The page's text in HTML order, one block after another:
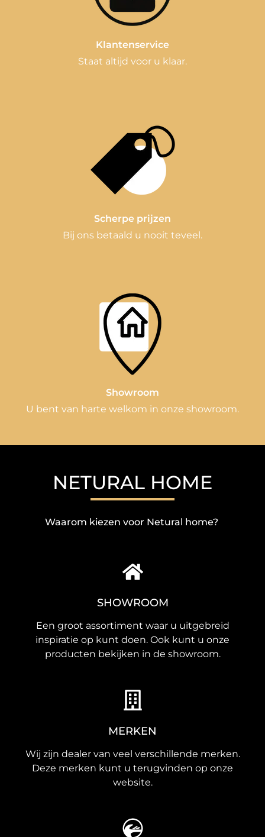
Klantenservice
Staat altijd voor u klaar.
Scherpe prijzen
Bij ons betaald u nooit teveel.
Showroom
U bent van harte welkom in onze showroom.
NETURAL HOME
Waarom kiezen voor Netural home?
SHOWROOM
Een groot assortiment waar u uitgebreid
inspiratie op kunt doen. Ook kunt u onze
producten bekijken in de showroom.
MERKEN
Wij zijn dealer van veel verschillende merken.
Deze merken kunt u terugvinden op onze
website.